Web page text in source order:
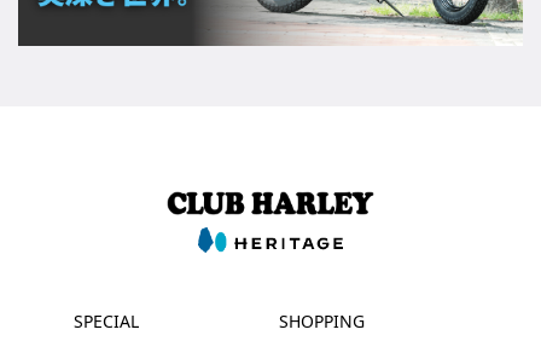
SPECIAL SHOPPING